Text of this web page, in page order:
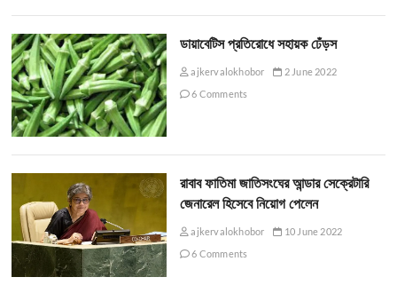
ডায়াবেটিস প্রতিরোধে সহায়ক ঢেঁড়স
ajkervalokhobor
2 June 2022
6 Comments
রাবাব ফাতিমা জাতিসংঘের আন্ডার সেক্রেটারি
জেনারেল হিসেবে নিয়োগ পেলেন
ajkervalokhobor
10 June 2022
6 Comments